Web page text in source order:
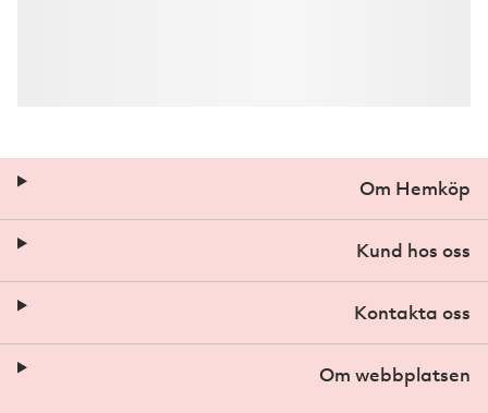
Om Hemköp
Kund hos oss
Kontakta oss
Om webbplatsen